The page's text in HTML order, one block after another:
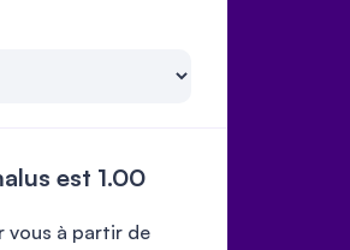
est 1.00
vous à partir de